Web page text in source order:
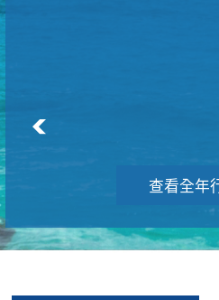
查看全年